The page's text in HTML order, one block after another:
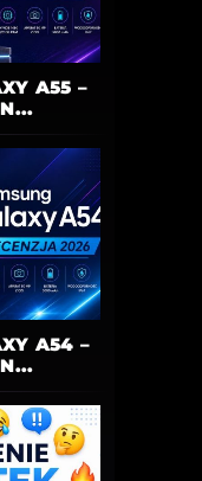
A55 –
A54 –